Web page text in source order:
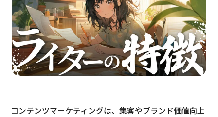
コンテンツマーケティングは、集客やブランド価値向上